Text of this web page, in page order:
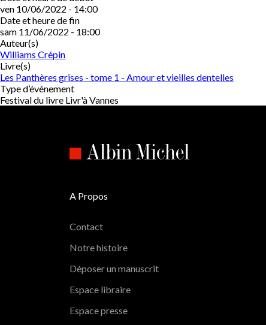
ven 10/06/2022 - 14:00
Date et heure de fin
sam 11/06/2022 - 18:00
Auteur(s)
Williams Crépin
Livre(s)
Les Panthères grises - tome 1 - Amour et vieilles dentelles
Type d’événement
Festival du livre Livr'à Vannes
A Propos
Contact
Notre histoire
Déposer un manuscrit
Espace libraire
Espace presse